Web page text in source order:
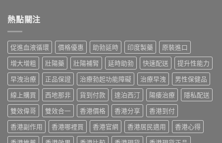
果、
用
與
香
港
購
買
指
南〉
中
果、
與
香
港
購
買
指
南〉
中
度
偉
哥
效
果、
副
作
用
與
香
港
購
買
鋼
香
價
格
2026
全
攻
略：
印
度
版
Viagra
售
價
熱點關注
促進血液循環 價格優惠 助勃延時 印度製藥
原裝進口
增大增粗
壯陽藥 壯陽補腎 延時助勃 快速配送
提升性能力
早洩治療
正品保證 治療勃起功能障礙 治療早洩
男性保健品
線上購買
西地那非 貨到付款 達泊西汀 陽痿治療
隱私配送
雙效偉哥
雙效合一 香港價格 香港分享
香港到付
香港副作用
香港哪裡買 香港官網 香港居民適用
香港心得